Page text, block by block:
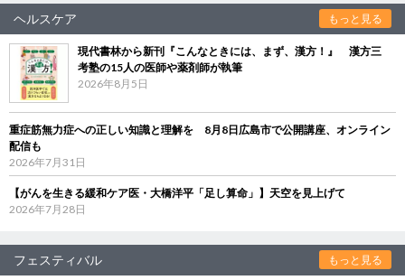
ヘルスケア もっと見る
現代書林から新刊『こんなときには、まず、漢方！』 漢方三
考塾の15人の医師や薬剤師が執筆
2026年8月5日
重症筋無力症への正しい知識と理解を 8月8日広島市で公開講座、オンライン
配信も
2026年7月31日
【がんを生きる緩和ケア医・大橋洋平「足し算命」】天空を見上げて
2026年7月28日
フェスティバル もっと見る